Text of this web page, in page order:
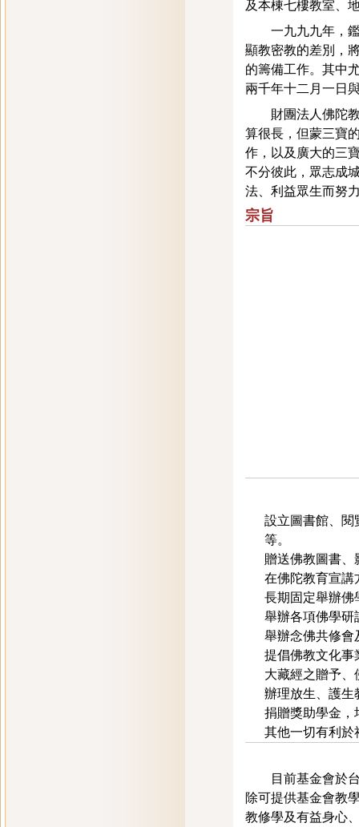
及本棟七樓教室、
一九九九年，鑑
顯教密教的差別，
的籌備工作。其中
兩千年十二月一日
財團法人佛陀教
算很長，但蒙三寶
作，以及廣大的三
不分彼此，眾志成
法、利益眾生而努
宗旨
設立圖書館、閱
等。
贈送佛教圖書
在佛陀教育宣講
長期固定舉辦佛
舉辦各項佛學研
舉辦念佛共修會
提倡佛教文化事
大藏經之贈予
辦理放生、護生
捐贈獎助學金，
其他一切有利於
目前基金會於台
除可提供基金會教
教修學及有益身心